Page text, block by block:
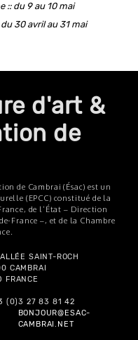
:: du 9 au 10 mai
30 avril au 31 mai
d'art &
de
de Cambrai (Ésac) est un
(EPCC) constitué de la
de l’État – Direction
France –, et de la Chambre
SAINT-ROCH
CAMBRAI
FRANCE
(0)3 27 83 81 42
BONJOUR@ESAC-
CAMBRAI.NET